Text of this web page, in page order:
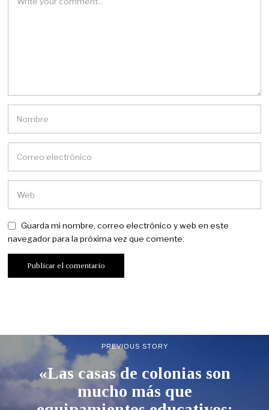
Guarda mi nombre, correo electrónico y web en este
navegador para la próxima vez que comente.
PREVIOUS STORY
«Las casas de colonias son
mucho más que